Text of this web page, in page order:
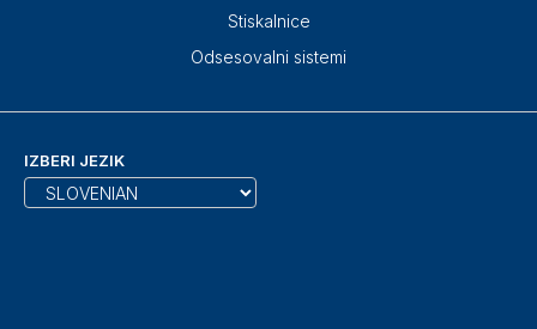
Stiskalnice
Odsesovalni sistemi
IZBERI JEZIK